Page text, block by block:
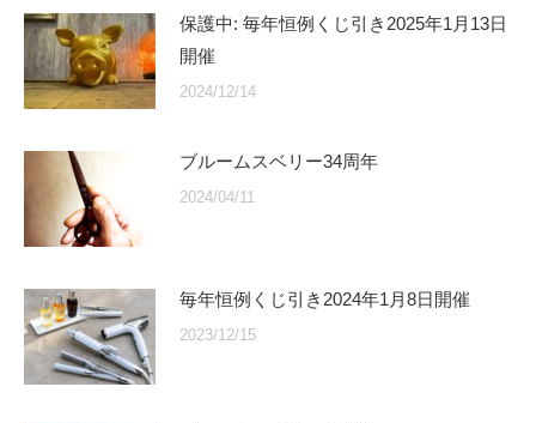
保護中: 毎年恒例くじ引き2025年1月13日
開催
2024/12/14
ブルームスベリー34周年
2024/04/11
毎年恒例くじ引き2024年1月8日開催
2023/12/15